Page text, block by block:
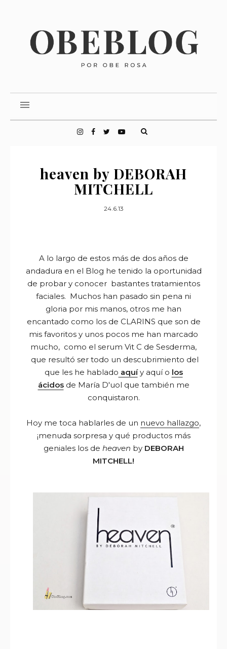
heaven by DEBORAH
MITCHELL
24.6.13
A lo largo de estos más de dos años de
andadura en el Blog he tenido la oportunidad
de probar y conocer bastantes tratamientos
faciales. Muchos han pasado sin pena ni
gloria por mis manos, otros me han
encantado como los de CLARINS que son de
mis favoritos y unos pocos me han marcado
mucho, como el serum Vit C de Sesderma,
que resultó ser todo un descubrimiento del
que les he hablado aquíy aquí o los
ácidosde María D'uol que también me
conquistaron.
Hoy me toca hablarles de un nuevo hallazgo,
¡menuda sorpresa y qué productos más
geniales los de heaven by DEBORAH
MITCHELL!